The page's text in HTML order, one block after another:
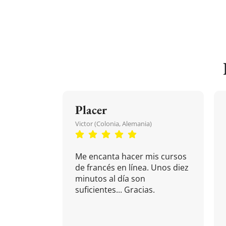
Placer
Victor (Colonia, Alemania)
Me encanta hacer mis cursos
de francés en línea. Unos diez
minutos al día son
suficientes... Gracias.